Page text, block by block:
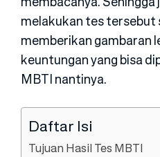
melakukan tes tersebut
memberikan gambaran
keuntungan yang bisa
MBTI nantinya.
Daftar Isi
Tujuan Hasil Tes MBTI